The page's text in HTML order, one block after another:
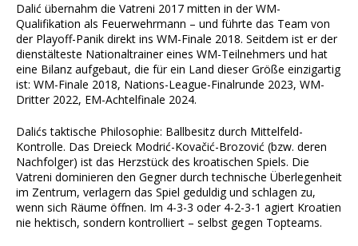
Dalić übernahm die Vatreni 2017 mitten in der WM-
Qualifikation als Feuerwehrmann – und führte das Team von
der Playoff-Panik direkt ins WM-Finale 2018. Seitdem ist er der
dienstälteste Nationaltrainer eines WM-Teilnehmers und hat
eine Bilanz aufgebaut, die für ein Land dieser Größe einzigartig
ist: WM-Finale 2018, Nations-League-Finalrunde 2023, WM-
Dritter 2022, EM-Achtelfinale 2024.
Dalićs taktische Philosophie: Ballbesitz durch Mittelfeld-
Kontrolle. Das Dreieck Modrić-Kovačić-Brozović (bzw. deren
Nachfolger) ist das Herzstück des kroatischen Spiels. Die
Vatreni dominieren den Gegner durch technische Überlegenheit
im Zentrum, verlagern das Spiel geduldig und schlagen zu,
wenn sich Räume öffnen. Im 4-3-3 oder 4-2-3-1 agiert Kroatien
nie hektisch, sondern kontrolliert – selbst gegen Topteams.